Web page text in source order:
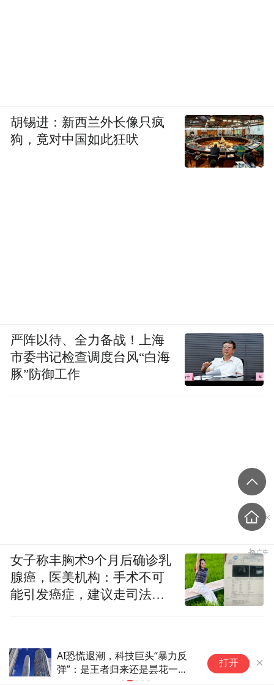
AI恐慌退潮，科技巨头“暴力反
弹”：是王者归来还是昙花一
打开
胡锡进：新西兰外长像只疯
狗，竟对中国如此狂吠
严阵以待、全力备战！上海
市委书记检查调度台风“白海
豚”防御工作
女子称丰胸术9个月后确诊乳
腺癌，医美机构：手术不可
能引发癌症，建议走司法途